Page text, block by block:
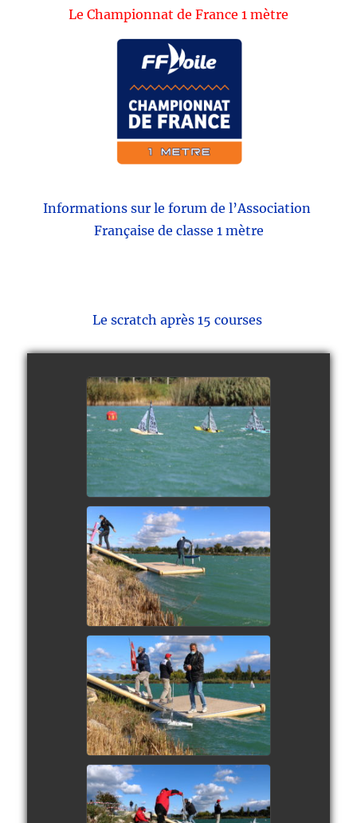
Le Championnat de France 1 mètre
Informations sur le forum de l’Association
Française de classe 1 mètre
Le scratch après 15 courses